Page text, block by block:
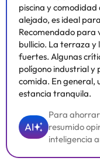
piscina y
alejado, es ideal
Recomendado para
bullicio. La terraza y
fuertes. Algunas
polígono industrial y
comida. En general,
estancia tranquila.
AI
Para
resumido
inteligencia